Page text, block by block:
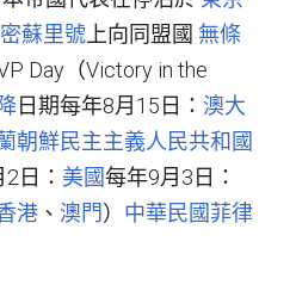
密蘇里號 上向同盟國 無條
Day（Victory in the
日期每年8月15日： 澳大
朝鮮民主主義人民共和國
日： 美國每年9月3日：
港 、 澳門） 中華民國菲律